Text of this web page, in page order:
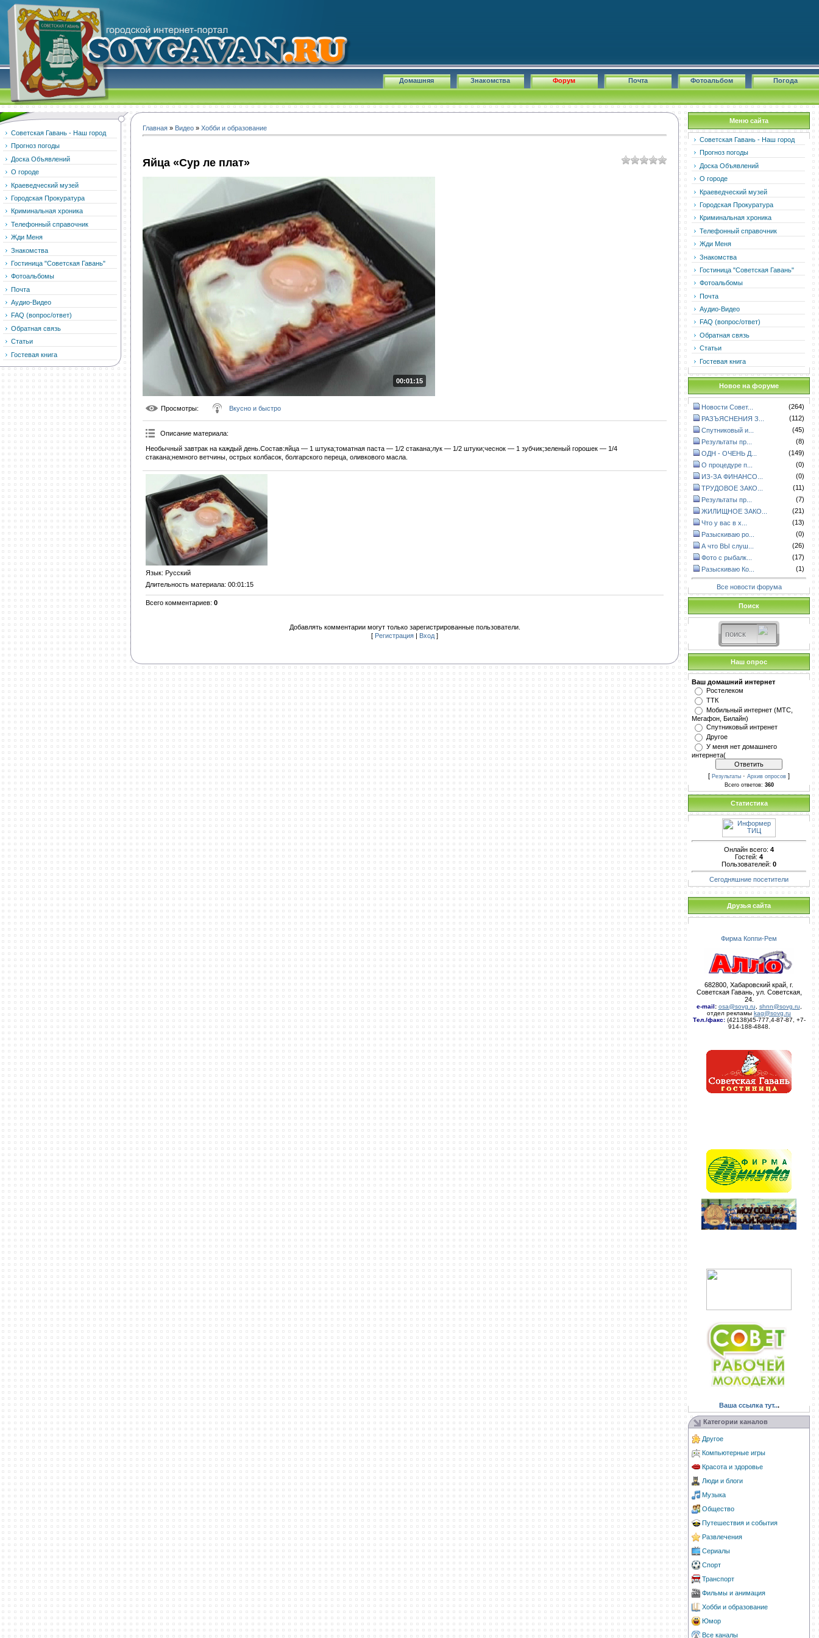
Погода
Фотоальбом
Почта
Форум
Знакомства
Домашняя
Советская Гавань - Наш город
Прогноз погоды
Доска Объявлений
О городе
Краеведческий музей
Городская Прокуратура
Криминальная хроника
Телефонный справочник
Жди Меня
Знакомства
Гостиница "Советская Гавань"
Фотоальбомы
Почта
Аудио-Видео
FAQ (вопрос/ответ)
Обратная связь
Статьи
Гостевая книга
Главная » Видео » Хобби и образование
Яйца «Сур ле плат»
00:01:15
Просмотры: Вкусно и быстро
Описание материала:
Необычный завтрак на каждый день.Состав:яйца — 1 штука;томатная паста — 1/2 стакана;лук — 1/2 штуки;чеснок — 1 зубчик;зеленый горошек — 1/4
стакана;немного ветчины, острых колбасок, болгарского переца, оливкового масла.
Язык: Русский
Длительность материала: 00:01:15
Всего комментариев: 0
Добавлять комментарии могут только зарегистрированные пользователи.
[ Регистрация | Вход ]
Меню сайта
Советская Гавань - Наш город
Прогноз погоды
Доска Объявлений
О городе
Краеведческий музей
Городская Прокуратура
Криминальная хроника
Телефонный справочник
Жди Меня
Знакомства
Гостиница "Советская Гавань"
Фотоальбомы
Почта
Аудио-Видео
FAQ (вопрос/ответ)
Обратная связь
Статьи
Гостевая книга
Новое на форуме
Новости Совет...
(264)
РАЗЪЯСНЕНИЯ З...
(112)
Спутниковый и...
(45)
Результаты пр...
(8)
ОДН - ОЧЕНЬ Д...
(149)
О процедуре п...
(0)
ИЗ-ЗА ФИНАНСО...
(0)
ТРУДОВОЕ ЗАКО...
(11)
Результаты пр...
(7)
ЖИЛИЩНОЕ ЗАКО...
(21)
Что у вас в х...
(13)
Разыскиваю ро...
(0)
А что ВЫ слуш...
(26)
Фото с рыбалк...
(17)
Разыскиваю Ко...
(1)
Все новости форума
Поиск
Наш опрос
Ваш домашний интернет
Ростелеком
ТТК
Мобильный интернет (МТС,
Мегафон, Билайн)
Спутниковый интренет
Другое
У меня нет домашнего
интернета(
[ Результаты · Архив опросов ]
Всего ответов: 360
Статистика
Онлайн всего: 4
Гостей: 4
Пользователей: 0
Сегодняшние посетители
Друзья сайта
Фирма Коппи-Рем
682800, Хабаровский край, г.
Советская Гавань, ул. Советская,
24.
e-mail: osa@sovg.ru shnn@sovg.ru
отдел рекламы kag@sovg.ru
Тел./факс:(42138)45-777,4-87-87, +7-
914-188-4848.
Ваша ссылка тут...
Категории каналов
Другое
Компьютерные игры
Красота и здоровье
Люди и блоги
Музыка
Общество
Путешествия и события
Развлечения
Сериалы
Спорт
Транспорт
Фильмы и анимация
Хобби и образование
Юмор
Все каналы